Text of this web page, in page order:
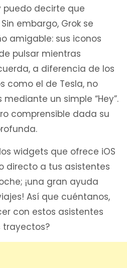
decirte que
embargo, Grok se
amigable: sus iconos
pulsar mientras
a diferencia de los
como el de Tesla, no
un simple “Hey”.
comprensible dada su
widgets que ofrece iOS
directo a tus asistentes
¡una gran ayuda
Así que cuéntanos,
con estos asistentes
trayectos?